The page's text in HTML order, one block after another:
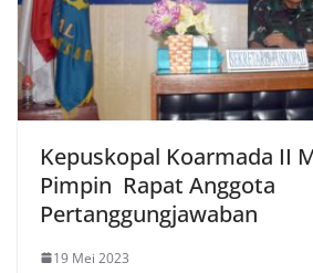
Kepuskopal Koarmada II
Pimpin Rapat Anggota
Pertanggungjawaban
19 Mei 2023